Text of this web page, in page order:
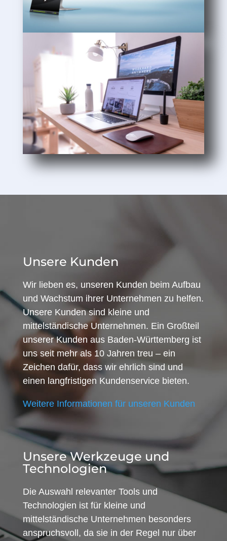
Unsere Kunden
Wir lieben es, unseren Kunden beim Aufbau
und Wachstum ihrer Unternehmen zu helfen.
Unsere Kunden sind kleine und
mittelständische Unternehmen. Ein Großteil
unserer Kunden aus Baden-Württemberg ist
uns seit mehr als 10 Jahren treu – ein
Zeichen dafür, dass wir ehrlich sind und
einen langfristigen Kundenservice bieten.
Weitere Informationen für unseren Kunden
Unsere Werkzeuge und
Technologien
Die Auswahl relevanter Tools und
Technologien ist für kleine und
mittelständische Unternehmen besonders
anspruchsvoll, da sie in der Regel nur über